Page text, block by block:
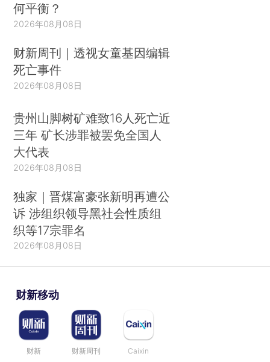
何平衡？
2026年08月08日
财新周刊｜透视女童基因编辑
死亡事件
2026年08月08日
贵州山脚树矿难致16人死亡近
三年 矿长涉罪被罢免全国人
大代表
2026年08月08日
独家｜晋煤富豪张新明再遭公
诉 涉组织领导黑社会性质组
织等17宗罪名
2026年08月08日
财新移动
财新 财新周刊 Caixin